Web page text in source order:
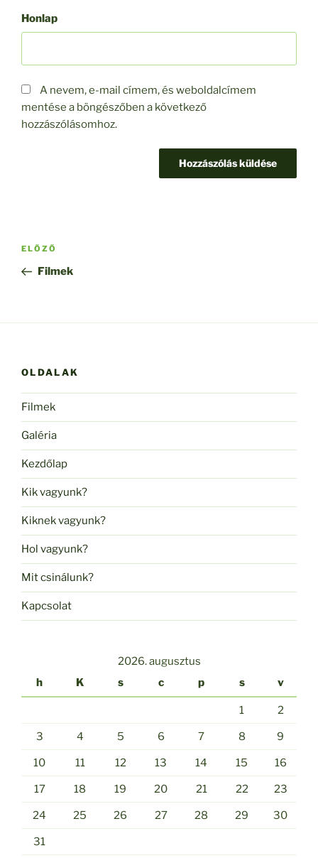
Honlap
A nevem, e-mail címem, és weboldalcímem
mentése a böngészőben a következő
hozzászólásomhoz.
Bejegyzés
Korábbi
bejegyzés
ELŐZŐ
Filmek
OLDALAK
Filmek
Galéria
Kezdőlap
Kik vagyunk?
Kiknek vagyunk?
Hol vagyunk?
Mit csinálunk?
Kapcsolat
2026. augusztus
h
K s c p s v
1 2
3 4 5 6 7 8 9
10 11 12 13 14 15 16
17 18 19 20 21 22 23
24 25 26 27 28 29 30
31